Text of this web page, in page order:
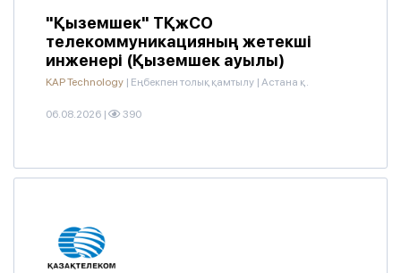
"Қыземшек" ТҚжСО
телекоммуникацияның жетекші
инженері (Қыземшек ауылы)
KAP Technology | Еңбекпен толық қамтылу | Астана қ.
06.08.2026 | 390